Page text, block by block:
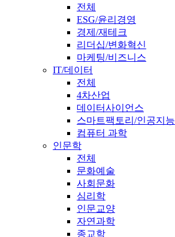
전체
ESG/윤리경영
경제/재테크
리더십/변화혁신
마케팅/비즈니스
IT/데이터
전체
4차산업
데이터사이언스
스마트팩토리/인공지능
컴퓨터 과학
인문학
전체
문화예술
사회문화
심리학
인문교양
자연과학
종교학